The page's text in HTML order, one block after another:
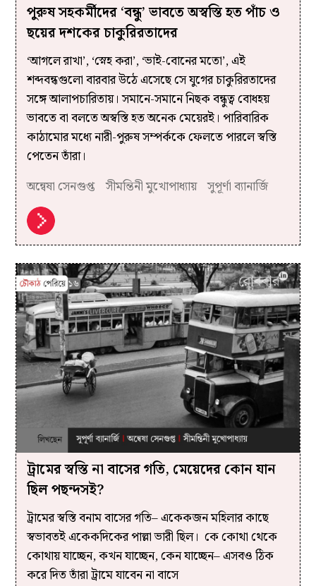
পুরুষ সহকর্মীদের ‘বন্ধু’ ভাবতে অস্বস্তি হত পাঁচ ও
ছয়ের দশকের চাকুরিরতাদের
‘আগলে রাখা’, ‘স্নেহ করা’, ‘ভাই-বোনের মতো’, এই
শব্দবন্ধগুলো বারবার উঠে এসেছে সে যুগের চাকুরিরতাদের
সঙ্গে আলাপচারিতায়। সমানে-সমানে নিছক বন্ধুত্ব বোধহয়
ভাবতে বা বলতে অস্বস্তি হত অনেক মেয়েরই। পারিবারিক
কাঠামোর মধ্যে নারী-পুরুষ সম্পর্ককে ফেলতে পারলে স্বস্তি
পেতেন তাঁরা।
অন্বেষা সেনগুপ্ত সীমন্তিনী মুখোপাধ্যায় সুপূর্ণা ব্যানার্জি
ট্রামের স্বস্তি না বাসের গতি, মেয়েদের কোন যান
ছিল পছন্দসই?
ট্রামের স্বস্তি বনাম বাসের গতি– একেকজন মহিলার কাছে
স্বভাবতই একেকদিকের পাল্লা ভারী ছিল। কে কোথা থেকে
কোথায় যাচ্ছেন, কখন যাচ্ছেন, কেন যাচ্ছেন– এসবও ঠিক
করে দিত তাঁরা ট্রামে যাবেন না বাসে